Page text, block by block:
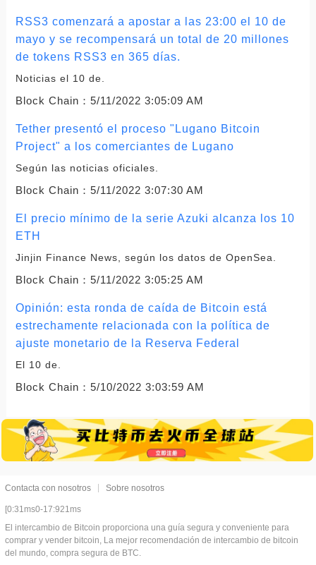
RSS3 comenzará a apostar a las 23:00 el 10 de
mayo y se recompensará un total de 20 millones
de tokens RSS3 en 365 días.
Noticias el 10 de.
Block Chain： 5/11/2022 3:05:09 AM
Tether presentó el proceso "Lugano Bitcoin
Project" a los comerciantes de Lugano
Según las noticias oficiales.
Block Chain： 5/11/2022 3:07:30 AM
El precio mínimo de la serie Azuki alcanza los 10
ETH
Jinjin Finance News, según los datos de OpenSea.
Block Chain： 5/11/2022 3:05:25 AM
Opinión: esta ronda de caída de Bitcoin está
estrechamente relacionada con la política de
ajuste monetario de la Reserva Federal
El 10 de.
Block Chain： 5/10/2022 3:03:59 AM
Contacta con nosotros Sobre nosotros
[0:31ms0-17:921ms
El intercambio de Bitcoin proporciona una guía segura y conveniente para
comprar y vender bitcoin, La mejor recomendación de intercambio de bitcoin
del mundo, compra segura de BTC.